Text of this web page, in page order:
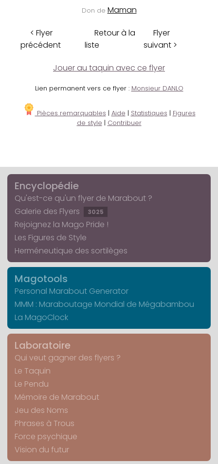
Don de Maman
< Flyer
précédent
Retour à la
liste
Flyer
suivant >
Jouer au taquin avec ce flyer
Lien permanent vers ce flyer : Monsieur DANLO
Pièces remarquables | Aide | Statistiques | Figures
de style | Contribuer
Encyclopédie
Qu'est-ce qu'un flyer de Marabout ?
Galerie des Flyers
3025
Rejoignez la Mago Pride !
Les Figures de Style
Herméneutique des sortilèges
Magotools
Personal Marabout Generator
MMM : Maraboutage Mondial de Mégabambou
La MagoClock
Laboratoire
Qui veut gagner des flyers ?
Le Taquin
Le Pendu
Mémoire de Marabout
Jeu des Noms
Phrases à Trous
Force psychique
Vision du futur